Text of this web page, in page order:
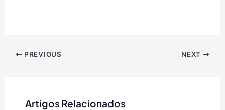
PREVIOUS NEXT
Artigos Relacionados